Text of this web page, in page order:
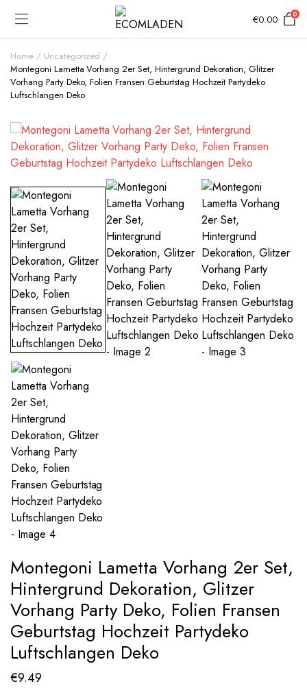
€0.00 0
Home
Uncategorized
Montegoni Lametta Vorhang 2er Set, Hintergrund Dekoration, Glitzer
Vorhang Party Deko, Folien Fransen Geburtstag Hochzeit Partydeko
Luftschlangen Deko
Add to Wishlist
Montegoni Lametta Vorhang 2er Set,
Hintergrund Dekoration, Glitzer
Vorhang Party Deko, Folien Fransen
Geburtstag Hochzeit Partydeko
Luftschlangen Deko
€9.49